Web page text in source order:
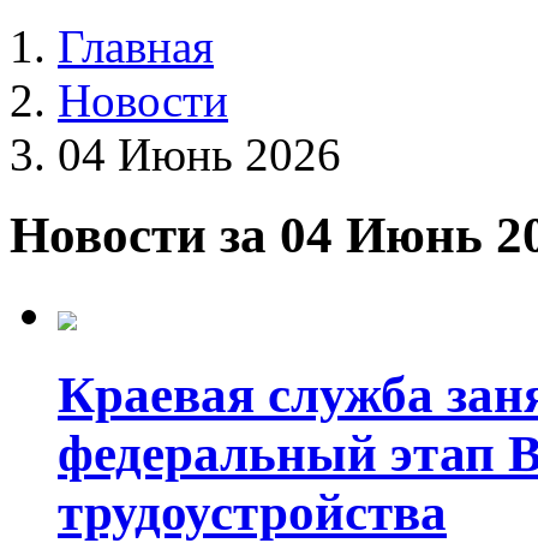
Главная
Новости
04 Июнь 2026
Новости за 04 Июнь
Краевая служба
федеральный этап
трудоустройства